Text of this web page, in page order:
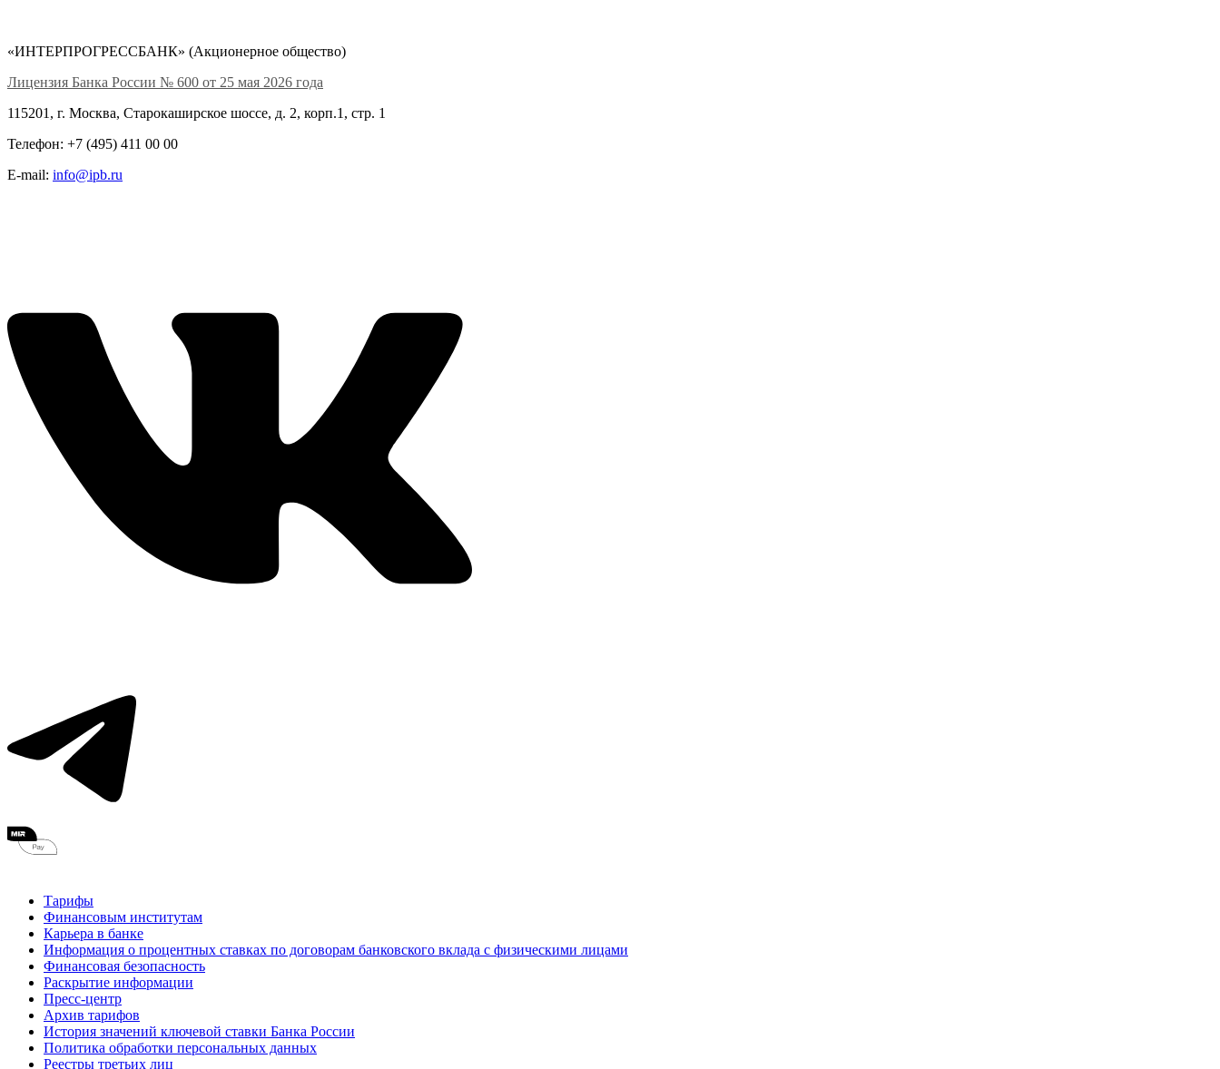
«ИНТЕРПРОГРЕССБАНК» (Акционерное общество)
Лицензия Банка России № 600 от 25 мая 2026 года
115201, г. Москва, Старокаширское шоссе, д. 2, корп.1, стр. 1
Телефон: +7 (495) 411 00 00
E-mail: info@ipb.ru
Тарифы
Финансовым институтам
Карьера в банке
Информация о процентных ставках по договорам банковского вклада с физическими лицами
Финансовая безопасность
Раскрытие информации
Пресс-центр
Архив тарифов
История значений ключевой ставки Банка России
Политика обработки персональных данных
Реестры третьих лиц